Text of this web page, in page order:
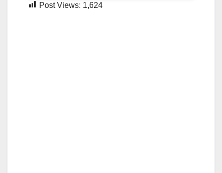
Post Views: 1,624